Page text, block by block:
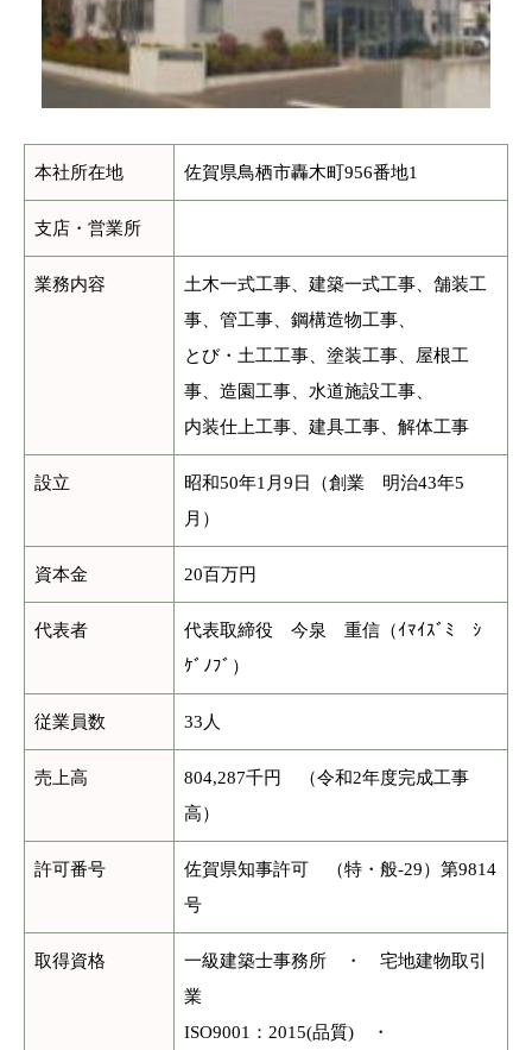
本社所在地 佐賀県鳥栖市轟木町956番地1
支店・営業所
業務内容
土木一式工事、建築一式工事、舗装工
事、管工事、鋼構造物工事、
とび・土工工事、塗装工事、屋根工
事、造園工事、水道施設工事、
内装仕上工事、建具工事、解体工事
設立
昭和50年1月9日（創業 明治43年5
月）
資本金 20百万円
代表者
代表取締役 今泉 重信（ｲﾏｲｽﾞﾐ ｼ
ｹﾞﾉﾌﾞ）
従業員数 33人
売上高
804,287千円 （令和2年度完成工事
高）
許可番号
佐賀県知事許可 （特・般-29）第9814
号
取得資格
一級建築士事務所 ・ 宅地建物取引
業
ISO9001：2015(品質) ・